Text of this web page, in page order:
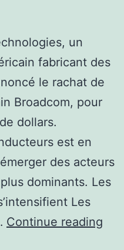
un
fabricant des
le rachat de
Broadcom, pour
dollars.
est en
des acteurs
dominants. Les
Les
Continue reading